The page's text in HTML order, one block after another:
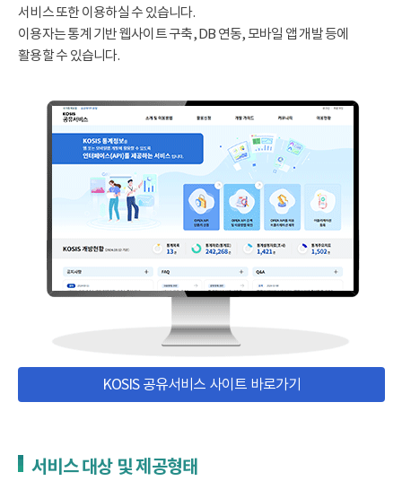
서비스 또한 이용하실 수 있습니다.
이용자는 통계 기반 웹사이트 구축, DB 연동, 모바일 앱 개발 등에
활용할 수 있습니다.
KOSIS 공유서비스 사이트 바로가기
서비스 대상 및 제공형태